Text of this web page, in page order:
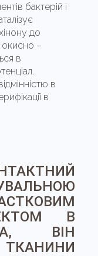
бактерій і
до
–
в
в
в
В
ВІН